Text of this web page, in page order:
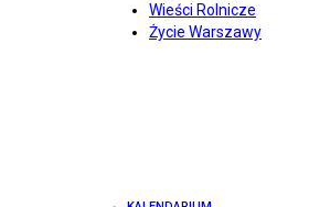
Wieści Rolnicze
Życie Warszawy